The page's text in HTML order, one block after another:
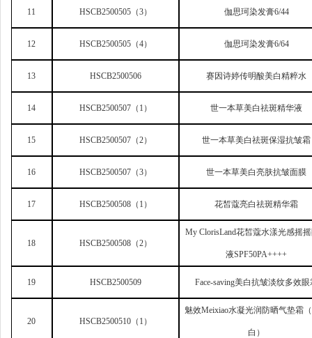
11 HSCB2500505 （3） 伽思珂染发膏6/44
12 HSCB2500505 （4） 伽思珂染发膏6/64
13 HSCB2500506 赛因诗婷传明酸美白精粹水
14 HSCB2500507 （1） 世一本草美白祛斑精华液
15 HSCB2500507 （2） 世一本草美白祛斑保湿抗皱霜
16 HSCB2500507 （3） 世一本草美白亮肤抗皱面膜
17 HSCB2500508 （1） 花皙蔻亮白祛斑精华霜
18 HSCB2500508 （2）
My ClorisLand花皙蔻水漾光感摇
液SPF50PA++++
19 HSCB2500509 Face-saving美白抗皱淡纹多效眼
20 HSCB2500510 （1）
魅效Meixiao水凝光润防晒气垫霜
白）